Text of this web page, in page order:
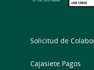
Solicitud de
Cajasiete Pagos